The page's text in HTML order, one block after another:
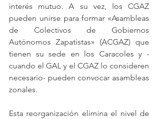
interés mutuo. A su vez, los CGAZ
pueden unirse para formar «Asambleas
de Colectivos de Gobiernos
Autónomos Zapatistas» (ACGAZ) que
tienen su sede en los Caracoles y -
cuando el GAL y el CGAZ lo consideren
necesario- pueden convocar asambleas
zonales.
Esta reorganización elimina el nivel de